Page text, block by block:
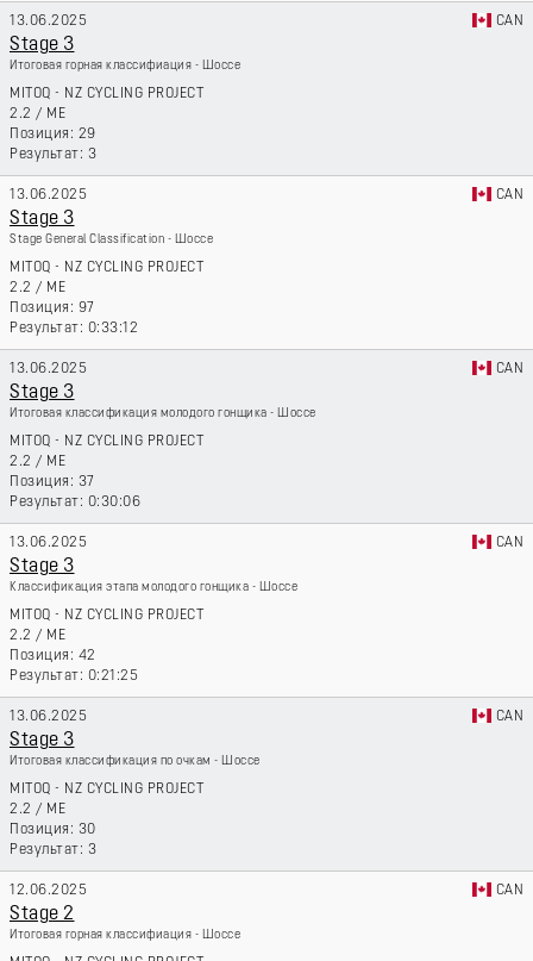
13.06.2025 CAN
Stage 3
Итоговая горная классифиация - Шоссе
MITOQ - NZ CYCLING PROJECT
2.2 / ME
29
3
13.06.2025 CAN
Stage 3
Stage General Classification - Шоссе
MITOQ - NZ CYCLING PROJECT
2.2 / ME
97
0:33:12
13.06.2025 CAN
Stage 3
Итоговая классификация молодого гонщика - Шоссе
MITOQ - NZ CYCLING PROJECT
2.2 / ME
37
0:30:06
13.06.2025 CAN
Stage 3
Классификация этапа молодого гонщика - Шоссе
MITOQ - NZ CYCLING PROJECT
2.2 / ME
42
0:21:25
13.06.2025 CAN
Stage 3
Итоговая классификация по очкам - Шоссе
MITOQ - NZ CYCLING PROJECT
2.2 / ME
30
3
12.06.2025 CAN
Stage 2
Итоговая горная классифиация - Шоссе